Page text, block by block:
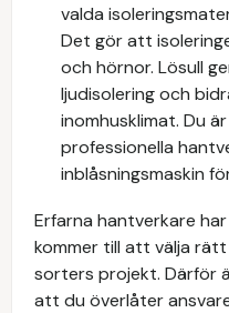
valda
Det gör att
och hörnor. Lösull
ljudisolering och
inomhusklimat. Du
professionella
inblåsningsmaskin
Erfarna hantverkare
kommer till att välja
sorters projekt. Därför
att du överlåter